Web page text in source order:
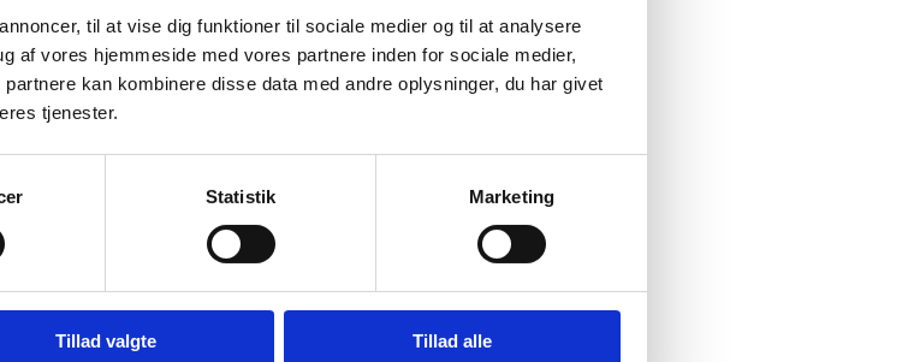
til at vise dig funktioner til sociale medier og til at analysere
af vores hjemmeside med vores partnere inden for sociale medier,
kan kombinere disse data med andre oplysninger, du har givet
tjenester.
Statistik Marketing
Tillad valgte Tillad alle
der forekomme prisændringer uden
den pris, der fremgår af den